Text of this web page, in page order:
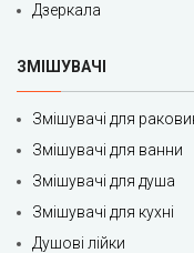
Дзеркала
ЗМІШУВАЧІ
Змішувачі для
Змішувачі для ванни
Змішувачі для душа
Змішувачі для кухні
Душові лійки